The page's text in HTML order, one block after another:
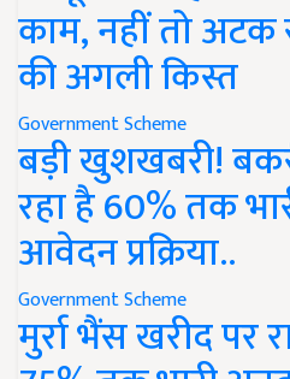
काम, नहीं तो अटक
की अगली किस्त
Government Scheme
बड़ी खुशखबरी!
रहा है 60% तक
आवेदन प्रक्रिया..
Government Scheme
मुर्रा भैंस खरीद पर